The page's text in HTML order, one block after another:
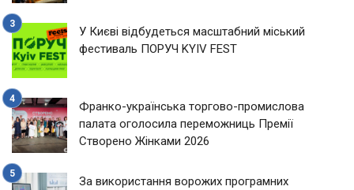
У Києві відбудеться масштабний міський
фестиваль ПОРУЧ KYIV FEST
Франко-українська торгово-промислова
палата оголосила переможниць Премії
Створено Жінками 2026
За використання ворожих програмних